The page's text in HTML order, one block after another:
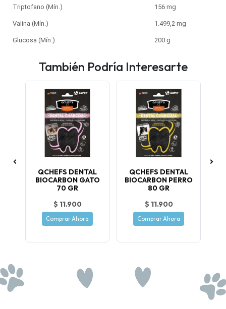
Triptofano (Mín.) 156 mg
Valina (Mín.) 1.499,2 mg
Glucosa (Mín.) 200 g
También Podría Interesarte
QCHEFS DENTAL
BIOCARBON GATO
70 GR
$ 11.900
Comprar Ahora
QCHEFS DENTAL
BIOCARBON PERRO
80 GR
$ 11.900
Comprar Ahora